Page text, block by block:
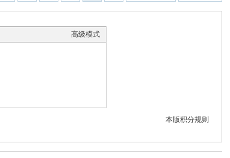
高级模式
本版积分规则